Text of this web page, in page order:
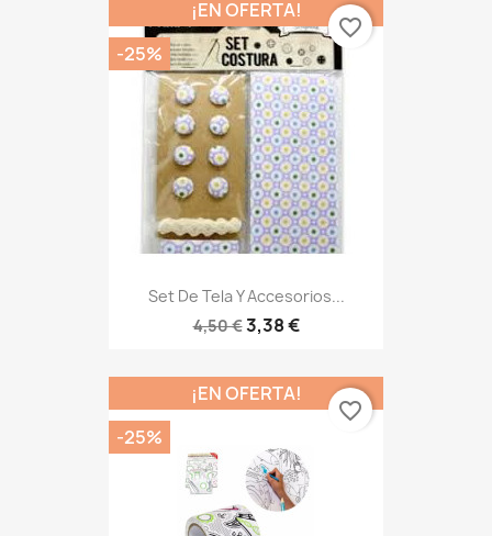
Set De Tela Y Accesorios...
4,50 €3,38 €
¡EN OFERTA!
-25%
favorite_border
¡EN OFERTA!
-25%
favorite_border